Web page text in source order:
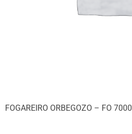
FOGAREIRO ORBEGOZO – FO 7000